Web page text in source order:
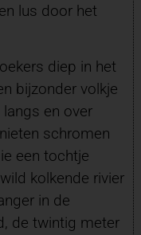
lus door het
diep in het
bijzonder volkje
en over
schromen
een tochtje
kolkende rivier
in de
de twintig meter